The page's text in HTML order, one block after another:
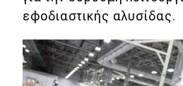
εφοδιαστικής αλυσίδας.